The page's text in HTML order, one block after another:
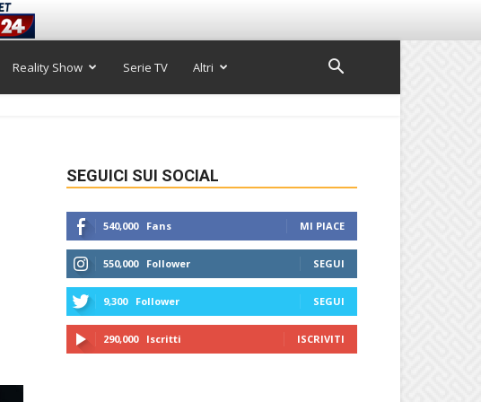
Reality Show Serie TV Altri
SEGUICI SUI SOCIAL
540,000 Fans MI PIACE
550,000 Follower SEGUI
9,300 Follower SEGUI
290,000 Iscritti ISCRIVITI